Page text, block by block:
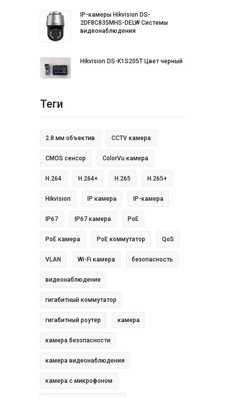
IP-камеры Hikvision DS-
2DF8C835MHS-DELW Системы
видеонаблюдения
Hikvision DS-K1S205T Цвет черный
Теги
2.8 мм объектив CCTV камера
CMOS сенсор ColorVu камера
H.264 H.264+ H.265 H.265+
Hikvision IP камера IP-камера
IP67 IP67 камера PoE
PoE камера PoE коммутатор QoS
VLAN Wi-Fi камера безопасность
видеонаблюдение
гигабитный коммутатор
гигабитный роутер камера
камера безопасности
камера видеонаблюдения
камера с микрофоном